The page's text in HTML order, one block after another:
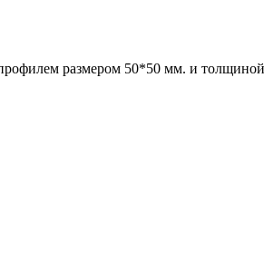
размером 50*50 мм. и